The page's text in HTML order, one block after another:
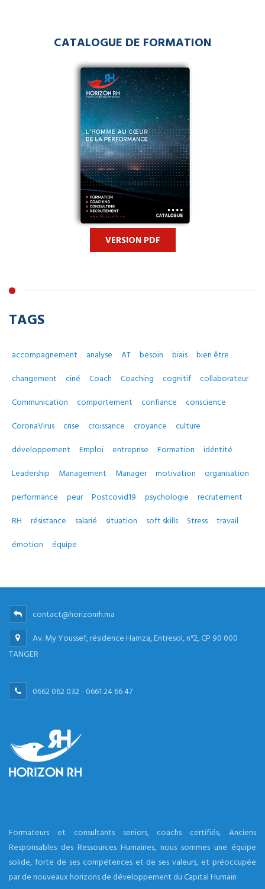
CATALOGUE DE FORMATION
VERSION PDF
TAGS
accompagnement analyse AT besoin biais
bien être
changement
ciné Coach Coaching cognitif
collaborateur
Communication
comportement confiance
conscience
CoronaVirus
crise croissance croyance
culture
développement
Emploi entreprise Formation
idéntité
Leadership
Management Manager motivation
organisation
performance
peur Postcovid19 psychologie
recrutement
RH
résistance salarié situation soft skills Stress
travail
émotion
équipe
contact@horizonrh.ma
Av. My Youssef, résidence Hamza, Entresol, n°2, CP 90 000
TANGER
0662 062 032 - 0661 24 66 47
Formateurs et consultants seniors, coachs certifiés, Anciens
Responsables des Ressources Humaines, nous sommes une équipe
solide, forte de ses compétences et de ses valeurs, et préoccupée
par de nouveaux horizons de développement du Capital Humain